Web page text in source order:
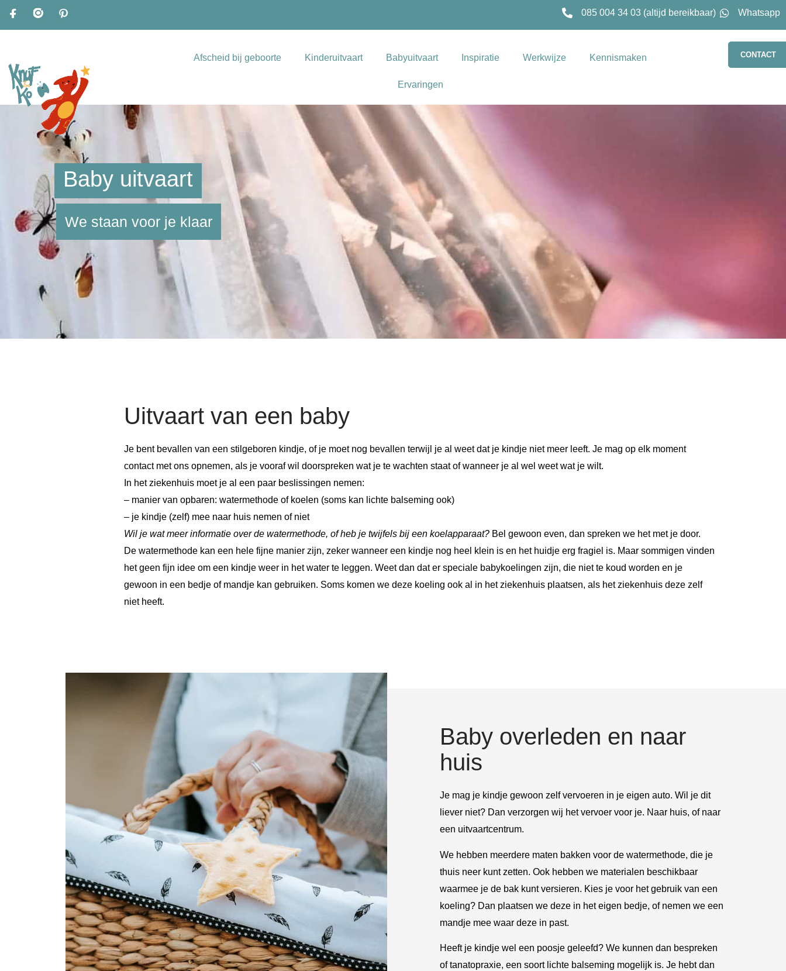
085 004 34 03 (altijd bereikbaar) Whatsapp
Afscheid bij geboorte Kinderuitvaart Babyuitvaart Inspiratie Werkwijze Kennismaken
Ervaringen
CONTACT
Baby uitvaart
We staan voor je klaar
Uitvaart van een baby
Je bent bevallen van een stilgeboren kindje, of je moet nog bevallen terwijl je al weet dat je kindje niet meer leeft. Je mag op elk moment
contact met ons opnemen, als je vooraf wil doorspreken wat je te wachten staat of wanneer je al wel weet wat je wilt.
In het ziekenhuis moet je al een paar beslissingen nemen:
– manier van opbaren: watermethode of koelen (soms kan lichte balseming ook)
– je kindje (zelf) mee naar huis nemen of niet
Wil je wat meer informatie over de watermethode, of heb je twijfels bij een koelapparaat? Bel gewoon even, dan spreken we het met je door.
De watermethode kan een hele fijne manier zijn, zeker wanneer een kindje nog heel klein is en het huidje erg fragiel is. Maar sommigen vinden
het geen fijn idee om een kindje weer in het water te leggen. Weet dan dat er speciale babykoelingen zijn, die niet te koud worden en je
gewoon in een bedje of mandje kan gebruiken. Soms komen we deze koeling ook al in het ziekenhuis plaatsen, als het ziekenhuis deze zelf
niet heeft.
Baby overleden en naar
huis
Je mag je kindje gewoon zelf vervoeren in je eigen auto. Wil je dit
liever niet? Dan verzorgen wij het vervoer voor je. Naar huis, of naar
een uitvaartcentrum.
We hebben meerdere maten bakken voor de watermethode, die je
thuis neer kunt zetten. Ook hebben we materialen beschikbaar
waarmee je de bak kunt versieren. Kies je voor het gebruik van een
koeling? Dan plaatsen we deze in het eigen bedje, of nemen we een
mandje mee waar deze in past.
Heeft je kindje wel een poosje geleefd? We kunnen dan bespreken
of tanatopraxie, een soort lichte balseming mogelijk is. Je hebt dan